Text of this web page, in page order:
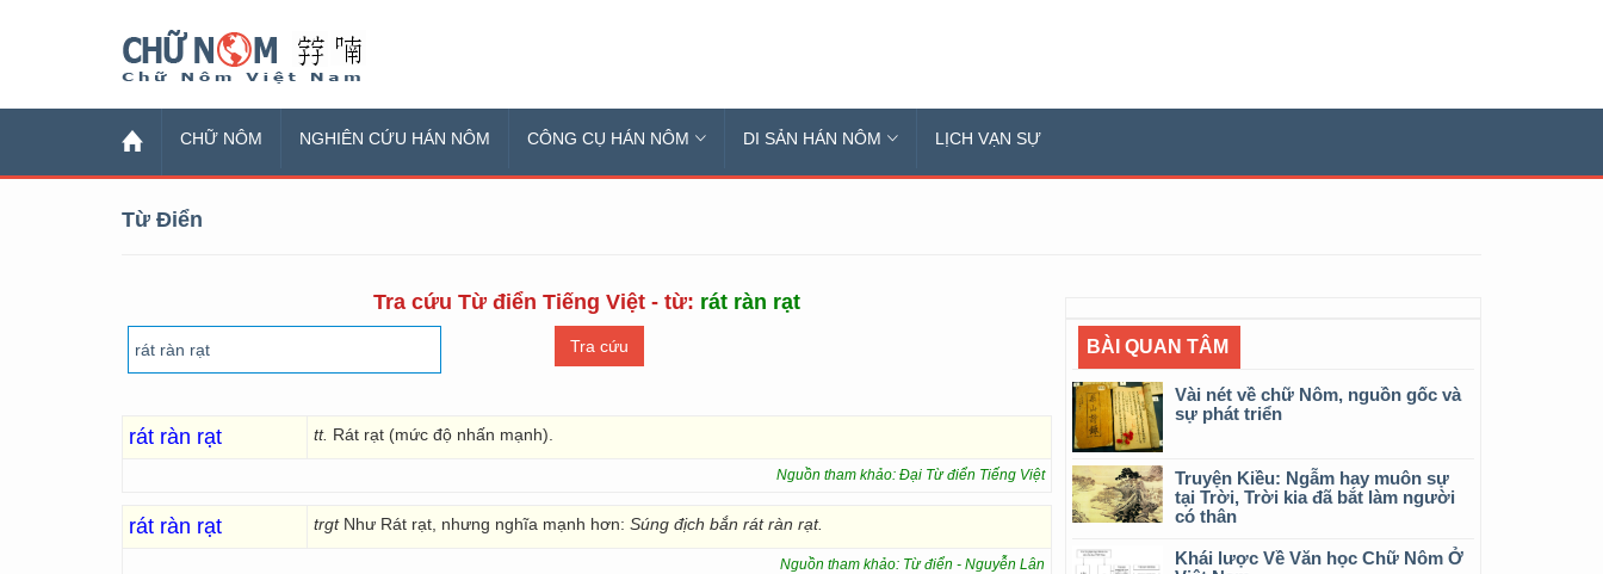
CHỮ NÔM NGHIÊN CỨU HÁN NÔM CÔNG CỤ HÁN NÔM DI SẢN HÁN NÔM LỊCH VẠN SỰ
Từ Điển
Tra cứu Từ điển Tiếng Việt - từ: rát ràn rạt
rát ràn rạt tt. Rát rạt (mức độ nhấn mạnh).
Nguồn tham khảo: Đại Từ điển Tiếng Việt
rát ràn rạt trgt Như Rát rạt, nhưng nghĩa mạnh hơn: Súng địch bắn rát ràn rạt.
Nguồn tham khảo: Từ điển - Nguyễn Lân
BÀI QUAN TÂM
Vài nét về chữ Nôm, nguồn gốc và
sự phát triển
Truyện Kiều: Ngẫm hay muôn sự
tại Trời, Trời kia đã bắt làm người
có thân
Khái lược Về Văn học Chữ Nôm Ở